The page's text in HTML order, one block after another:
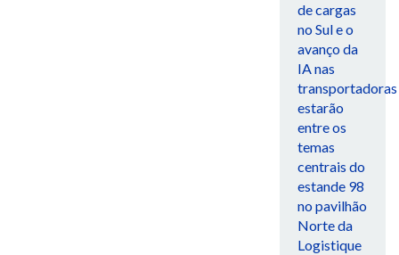
de cargas
no Sul e o
avanço da
IA nas
transportadoras
estarão
entre os
temas
centrais do
estande 98
no pavilhão
Norte da
Logistique